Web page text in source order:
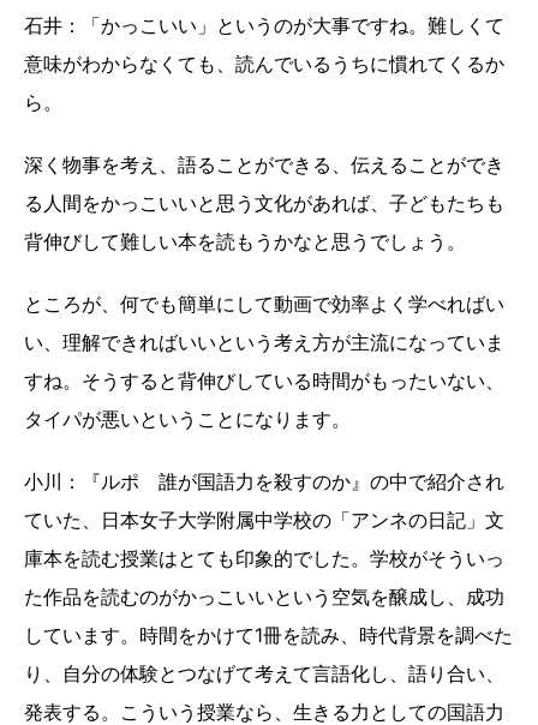
石井：「かっこいい」というのが大事ですね。難しくて
意味がわからなくても、読んでいるうちに慣れてくるか
ら。
深く物事を考え、語ることができる、伝えることができ
る人間をかっこいいと思う文化があれば、子どもたちも
背伸びして難しい本を読もうかなと思うでしょう。
ところが、何でも簡単にして動画で効率よく学べればい
い、理解できればいいという考え方が主流になっていま
すね。そうすると背伸びしている時間がもったいない、
タイパが悪いということになります。
小川：『ルポ 誰が国語力を殺すのか』の中で紹介され
ていた、日本女子大学附属中学校の「アンネの日記」文
庫本を読む授業はとても印象的でした。学校がそういっ
た作品を読むのがかっこいいという空気を醸成し、成功
しています。時間をかけて1冊を読み、時代背景を調べた
り、自分の体験とつなげて考えて言語化し、語り合い、
発表する。こういう授業なら、生きる力としての国語力